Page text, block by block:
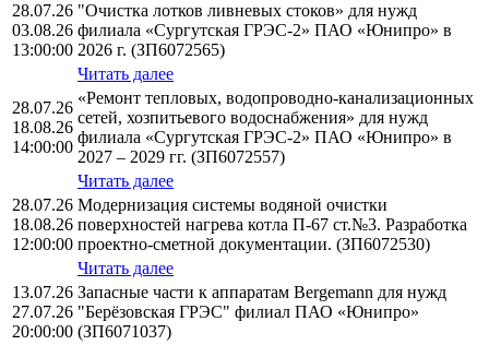
28.07.26
03.08.26
13:00:00
"Очистка лотков ливневых стоков» для нужд
филиала «Сургутская ГРЭС-2» ПАО «Юнипро» в
2026 г. (ЗП6072565)
Читать далее
28.07.26
18.08.26
14:00:00
«Ремонт тепловых, водопроводно-канализационных
сетей, хозпитьевого водоснабжения» для нужд
филиала «Сургутская ГРЭС-2» ПАО «Юнипро» в
2027 – 2029 гг. (ЗП6072557)
Читать далее
28.07.26
18.08.26
12:00:00
Модернизация системы водяной очистки
поверхностей нагрева котла П-67 ст.№3. Разработка
проектно-сметной документации. (ЗП6072530)
Читать далее
13.07.26
27.07.26
20:00:00
Запасные части к аппаратам Bergemann для нужд
"Берёзовская ГРЭС" филиал ПАО «Юнипро»
(ЗП6071037)